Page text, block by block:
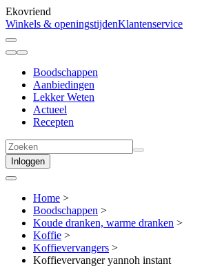
Ekovriend
Winkels & openingstijdenKlantenservice
Boodschappen
Aanbiedingen
Lekker Weten
Actueel
Recepten
Inloggen
Home >
Boodschappen >
Koude dranken, warme dranken >
Koffie >
Koffievervangers >
Koffievervanger yannoh instant